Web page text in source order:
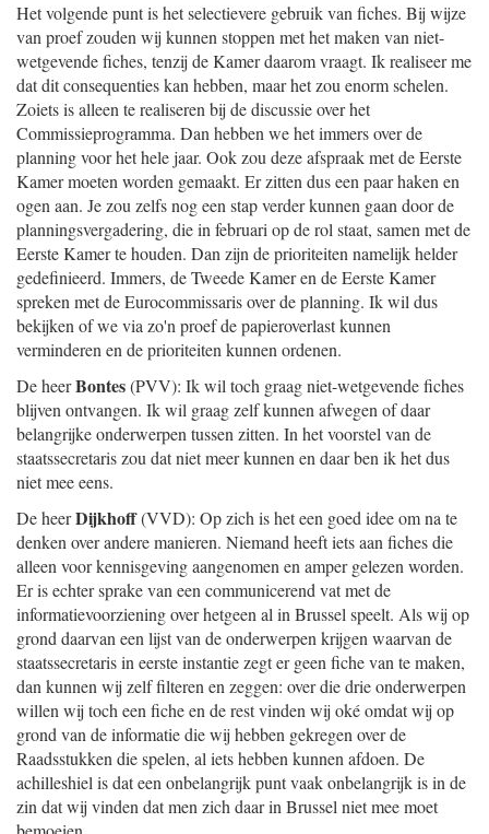
Het volgende punt is het selectievere gebruik van fiches. Bij wijze
van proef zouden wij kunnen stoppen met het maken van niet-
wetgevende fiches, tenzij de Kamer daarom vraagt. Ik realiseer me
dat dit consequenties kan hebben, maar het zou enorm schelen.
Zoiets is alleen te realiseren bij de discussie over het
Commissieprogramma. Dan hebben we het immers over de
planning voor het hele jaar. Ook zou deze afspraak met de Eerste
Kamer moeten worden gemaakt. Er zitten dus een paar haken en
ogen aan. Je zou zelfs nog een stap verder kunnen gaan door de
planningsvergadering, die in februari op de rol staat, samen met de
Eerste Kamer te houden. Dan zijn de prioriteiten namelijk helder
gedefinieerd. Immers, de Tweede Kamer en de Eerste Kamer
spreken met de Eurocommissaris over de planning. Ik wil dus
bekijken of we via zo'n proef de papieroverlast kunnen
verminderen en de prioriteiten kunnen ordenen.
De heerBontes(PVV): Ik wil toch graag niet-wetgevende fiches
blijven ontvangen. Ik wil graag zelf kunnen afwegen of daar
belangrijke onderwerpen tussen zitten. In het voorstel van de
staatssecretaris zou dat niet meer kunnen en daar ben ik het dus
niet mee eens.
De heerDijkhoff(VVD): Op zich is het een goed idee om na te
denken over andere manieren. Niemand heeft iets aan fiches die
alleen voor kennisgeving aangenomen en amper gelezen worden.
Er is echter sprake van een communicerend vat met de
informatievoorziening over hetgeen al in Brussel speelt. Als wij op
grond daarvan een lijst van de onderwerpen krijgen waarvan de
staatssecretaris in eerste instantie zegt er geen fiche van te maken,
dan kunnen wij zelf filteren en zeggen: over die drie onderwerpen
willen wij toch een fiche en de rest vinden wij oké omdat wij op
grond van de informatie die wij hebben gekregen over de
Raadsstukken die spelen, al iets hebben kunnen afdoen. De
achilleshiel is dat een onbelangrijk punt vaak onbelangrijk is in de
zin dat wij vinden dat men zich daar in Brussel niet mee moet